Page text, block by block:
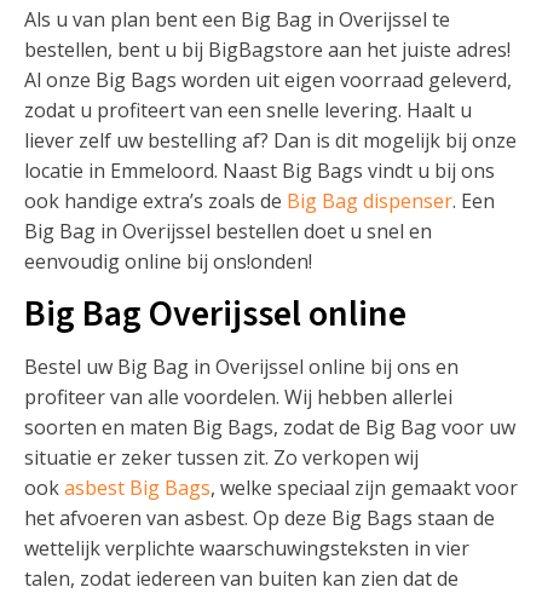
Als u van plan bent een Big Bag in Overijssel te
bestellen, bent u bij BigBagstore aan het juiste adres!
Al onze Big Bags worden uit eigen voorraad geleverd,
zodat u profiteert van een snelle levering. Haalt u
liever zelf uw bestelling af? Dan is dit mogelijk bij onze
locatie in Emmeloord. Naast Big Bags vindt u bij ons
ook handige extra’s zoals de Big Bag dispenser. Een
Big Bag in Overijssel bestellen doet u snel en
eenvoudig online bij ons!onden!
Big Bag Overijssel online
Bestel uw Big Bag in Overijssel online bij ons en
profiteer van alle voordelen. Wij hebben allerlei
soorten en maten Big Bags, zodat de Big Bag voor uw
situatie er zeker tussen zit. Zo verkopen wij
ookasbest Big Bags, welke speciaal zijn gemaakt voor
het afvoeren van asbest. Op deze Big Bags staan de
wettelijk verplichte waarschuwingsteksten in vier
talen, zodat iedereen van buiten kan zien dat de